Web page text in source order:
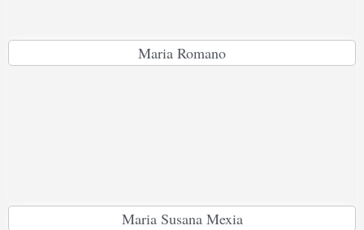
Maria Romano
Maria Susana Mexia